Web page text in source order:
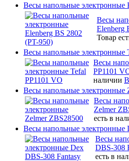
Весы напольные электронные
Весы
Elenberg
Товар
Весы напольные электронные
Весы
PP1101
наличии
Весы напольные электронные
Весы
Zelmer
есть в
Весы напольные электронные
Весы
DBS-308
есть в